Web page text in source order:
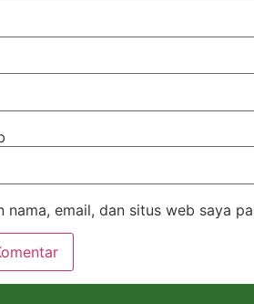
nama, email, dan situs web saya